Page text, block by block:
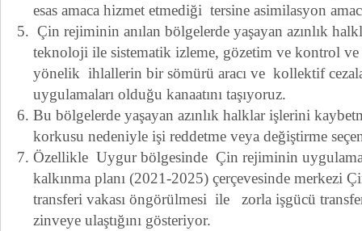
esas amaca hizmet etmediği tersine asimilasyon amacı
Çin rejiminin anılan bölgelerde yaşayan azınlık
teknoloji ile sistematik izleme, gözetim ve kontrol
yönelik ihlallerin bir sömürü aracı ve kollektif
uygulamaları olduğu kanaatını taşıyoruz.
Bu bölgelerde yaşayan azınlık halklar işlerini
korkusu nedeniyle işi reddetme veya değiştirme
Özellikle Uygur bölgesinde Çin rejiminin
kalkınma planı (2021-2025) çerçevesinde merkezi
transferi vakası öngörülmesi ile zorla işgücü
zinveye ulaştığını gösteriyor.